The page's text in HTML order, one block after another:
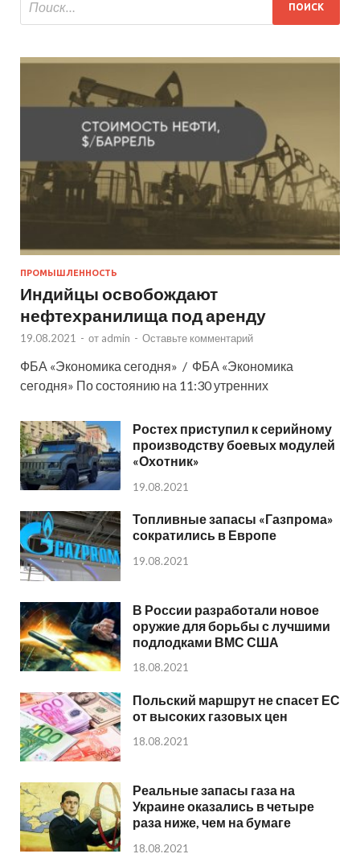
ПРОМЫШЛЕННОСТЬ
Индийцы освобождают
нефтехранилища под аренду
19.08.2021 - от admin - Оставьте комментарий
ФБА «Экономика сегодня» / ФБА «Экономика
сегодня» По состоянию на 11:30 утренних
Ростех приступил к серийному
производству боевых модулей
«Охотник»
19.08.2021
Топливные запасы «Газпрома»
сократились в Европе
19.08.2021
В России разработали новое
оружие для борьбы с лучшими
подлодками ВМС США
18.08.2021
Польский маршрут не спасет ЕС
от высоких газовых цен
18.08.2021
Реальные запасы газа на
Украине оказались в четыре
раза ниже, чем на бумаге
18.08.2021